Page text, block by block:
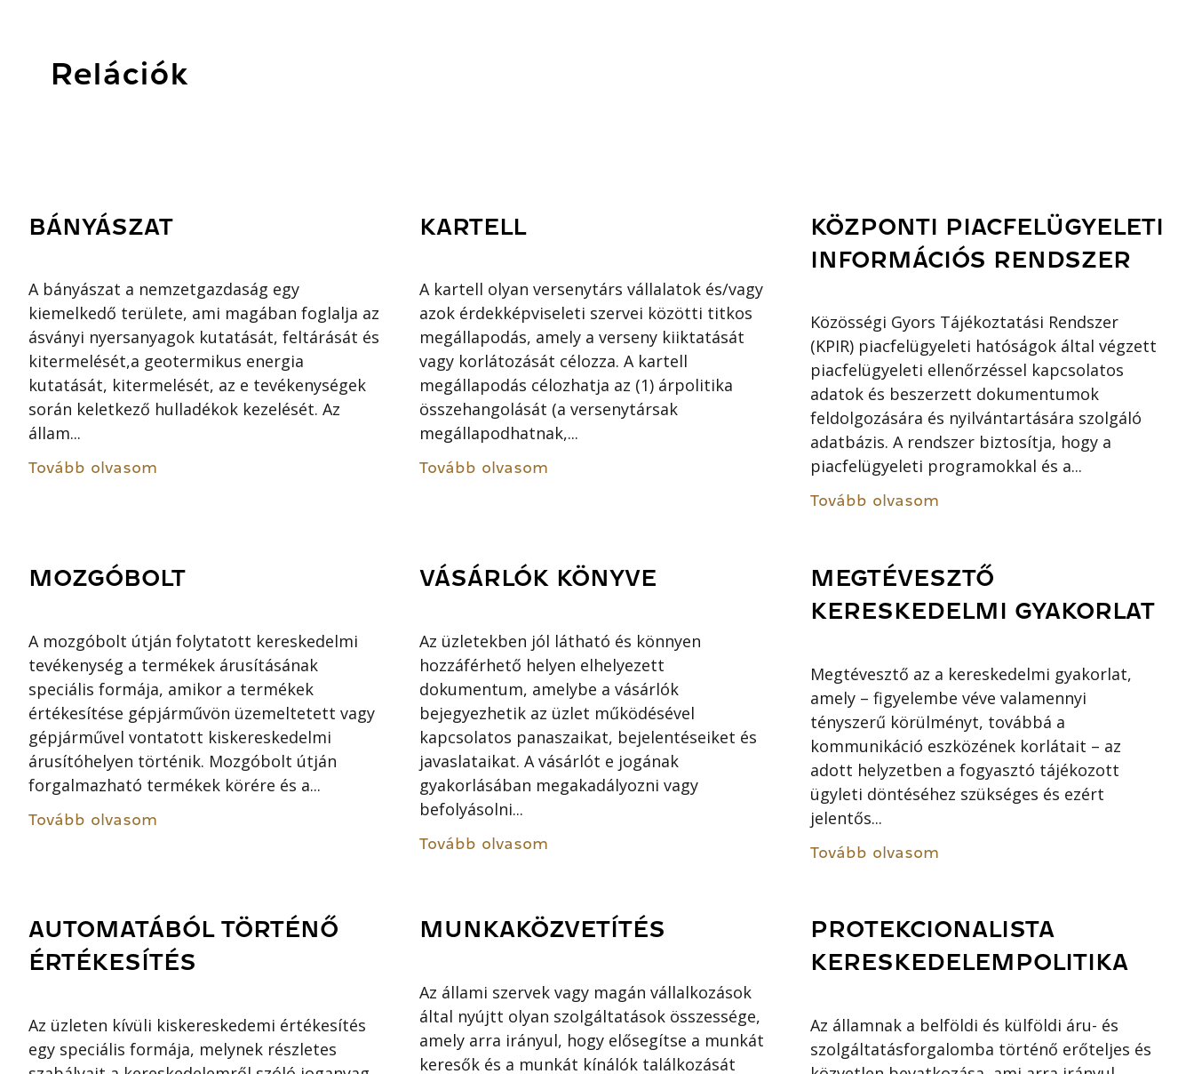
Relációk
BÁNYÁSZAT
A bányászat a nemzetgazdaság egy
kiemelkedő területe, ami magában foglalja az
ásványi nyersanyagok kutatását, feltárását és
kitermelését,a geotermikus energia
kutatását, kitermelését, az e tevékenységek
során keletkező hulladékok kezelését. Az
állam...
Tovább olvasom
KARTELL
A kartell olyan versenytárs vállalatok és/vagy
azok érdekképviseleti szervei közötti titkos
megállapodás, amely a verseny kiiktatását
vagy korlátozását célozza. A kartell
megállapodás célozhatja az (1) árpolitika
összehangolását (a versenytársak
megállapodhatnak,...
Tovább olvasom
KÖZPONTI PIACFELÜGYELETI
INFORMÁCIÓS RENDSZER
Közösségi Gyors Tájékoztatási Rendszer
(KPIR) piacfelügyeleti hatóságok által végzett
piacfelügyeleti ellenőrzéssel kapcsolatos
adatok és beszerzett dokumentumok
feldolgozására és nyilvántartására szolgáló
adatbázis. A rendszer biztosítja, hogy a
piacfelügyeleti programokkal és a...
Tovább olvasom
MOZGÓBOLT
A mozgóbolt útján folytatott kereskedelmi
tevékenység a termékek árusításának
speciális formája, amikor a termékek
értékesítése gépjárművön üzemeltetett vagy
gépjárművel vontatott kiskereskedelmi
árusítóhelyen történik. Mozgóbolt útján
forgalmazható termékek körére és a...
Tovább olvasom
VÁSÁRLÓK KÖNYVE
Az üzletekben jól látható és könnyen
hozzáférhető helyen elhelyezett
dokumentum, amelybe a vásárlók
bejegyezhetik az üzlet működésével
kapcsolatos panaszaikat, bejelentéseiket és
javaslataikat. A vásárlót e jogának
gyakorlásában megakadályozni vagy
befolyásolni...
Tovább olvasom
MEGTÉVESZTŐ
KERESKEDELMI GYAKORLAT
Megtévesztő az a kereskedelmi gyakorlat,
amely – figyelembe véve valamennyi
tényszerű körülményt, továbbá a
kommunikáció eszközének korlátait – az
adott helyzetben a fogyasztó tájékozott
ügyleti döntéséhez szükséges és ezért
jelentős...
Tovább olvasom
AUTOMATÁBÓL TÖRTÉNŐ
ÉRTÉKESÍTÉS
Az üzleten kívüli kiskereskedemi értékesítés
egy speciális formája, melynek részletes
MUNKAKÖZVETÍTÉS
Az állami szervek vagy magán vállalkozások
által nyújtt olyan szolgáltatások összessége,
amely arra irányul, hogy elősegítse a munkát
keresők és a munkát kínálók találkozását
PROTEKCIONALISTA
KERESKEDELEMPOLITIKA
Az államnak a belföldi és külföldi áru- és
szolgáltatásforgalomba történő erőteljes és